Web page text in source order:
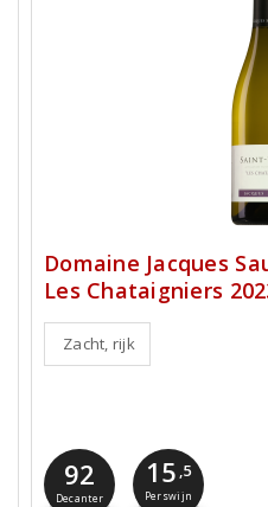
Domaine Jacques
Les Chataigniers
Zacht, rijk
92
Decanter
15 ,5
Perswijn